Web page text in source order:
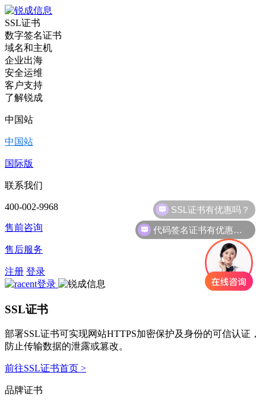
SSL证书
数字签名证书
域名和主机
企业出海
安全运维
客户支持
了解锐成
中国站
中国站
国际版
联系我们
400-002-9968
售前咨询
售后服务
注册 登录
SSL证书
部署SSL证书可实现网站HTTPS加密保护及身份的可信认证，
防止传输数据的泄露或篡改。
前往SSL证书首页 >
品牌证书
代码签名证书有优惠吗？